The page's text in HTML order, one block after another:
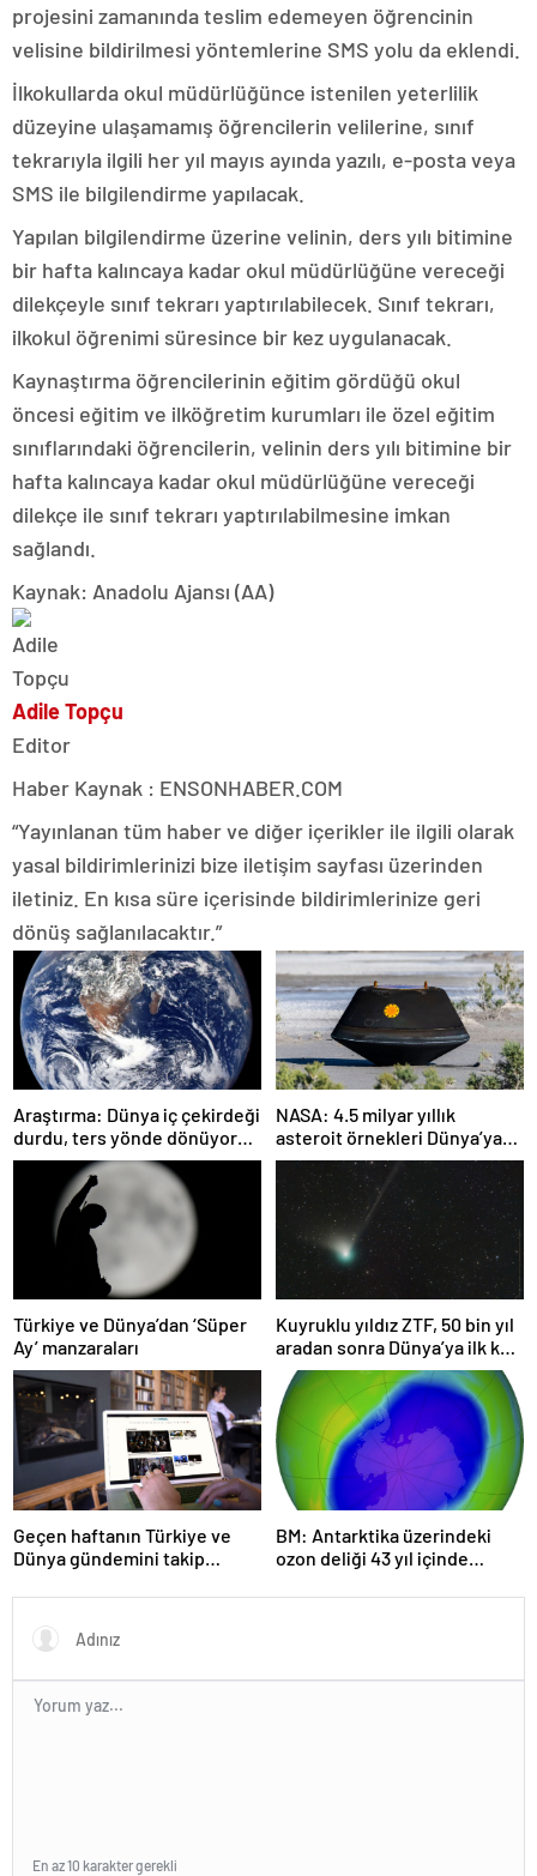
projesini zamanında teslim edemeyen öğrencinin
velisine bildirilmesi yöntemlerine SMS yolu da eklendi.
İlkokullarda okul müdürlüğünce istenilen yeterlilik
düzeyine ulaşamamış öğrencilerin velilerine, sınıf
tekrarıyla ilgili her yıl mayıs ayında yazılı, e-posta veya
SMS ile bilgilendirme yapılacak.
Yapılan bilgilendirme üzerine velinin, ders yılı bitimine
bir hafta kalıncaya kadar okul müdürlüğüne vereceği
dilekçeyle sınıf tekrarı yaptırılabilecek. Sınıf tekrarı,
ilkokul öğrenimi süresince bir kez uygulanacak.
Kaynaştırma öğrencilerinin eğitim gördüğü okul
öncesi eğitim ve ilköğretim kurumları ile özel eğitim
sınıflarındaki öğrencilerin, velinin ders yılı bitimine bir
hafta kalıncaya kadar okul müdürlüğüne vereceği
dilekçe ile sınıf tekrarı yaptırılabilmesine imkan
sağlandı.
Kaynak: Anadolu Ajansı (AA)
Adile Topçu
Editor
Haber Kaynak : ENSONHABER.COM
“Yayınlanan tüm haber ve diğer içerikler ile ilgili olarak
yasal bildirimlerinizi bize iletişim sayfası üzerinden
iletiniz. En kısa süre içerisinde bildirimlerinize geri
dönüş sağlanılacaktır.”
Araştırma: Dünya iç çekirdeği
durdu, ters yönde dönüyor
olabilir
NASA: 4.5 milyar yıllık
asteroit örnekleri Dünya’ya
getirildi; yaşamın
başlangıcına ışık tutabilir
Türkiye ve Dünya’dan ‘Süper
Ay’ manzaraları
Kuyruklu yıldız ZTF, 50 bin yıl
aradan sonra Dünya’ya ilk kez
çok yaklaşacak
Geçen haftanın Türkiye ve
Dünya gündemini takip
BM: Antarktika üzerindeki
ozon deliği 43 yıl içinde
En az 10 karakter gerekli